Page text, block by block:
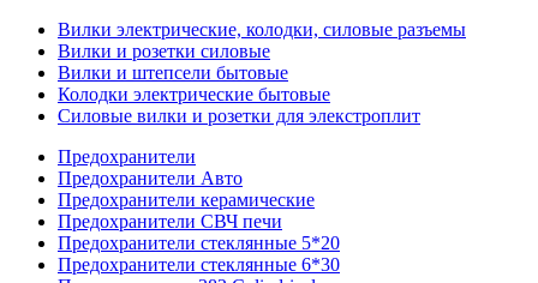
Вилки электрические, колодки, силовые разъемы
Вилки и розетки силовые
Вилки и штепсели бытовые
Колодки электрические бытовые
Силовые вилки и розетки для элекстроплит
Предохранители
Предохранители Авто
Предохранители керамические
Предохранители СВЧ печи
Предохранители стеклянные 5*20
Предохранители стеклянные 6*30